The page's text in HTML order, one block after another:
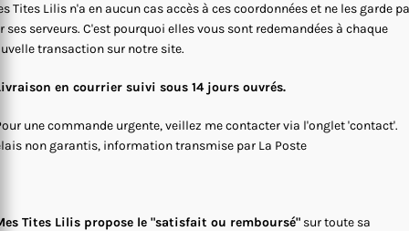
Tites Lilis n'a en aucun cas accès à ces coordonnées et ne les garde
ses serveurs. C'est pourquoi elles vous sont redemandées à chaque
transaction sur notre site.
en courrier suivi sous 14 jours ouvrés.
une commande urgente, veillez me contacter via l'onglet 'contact'.
non garantis, information transmise par La Poste
Tites Lilis propose le "satisfait ou remboursé" sur toute sa